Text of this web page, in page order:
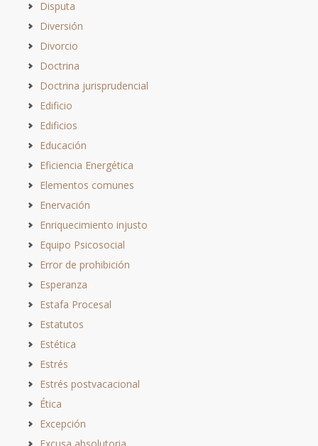
Disputa
Diversión
Divorcio
Doctrina
Doctrina jurisprudencial
Edificio
Edificios
Educación
Eficiencia Energética
Elementos comunes
Enervación
Enriquecimiento injusto
Equipo Psicosocial
Error de prohibición
Esperanza
Estafa Procesal
Estatutos
Estética
Estrés
Estrés postvacacional
Ética
Excepción
Excusa absolutoria